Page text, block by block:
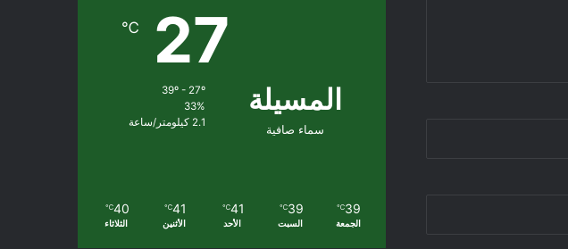
المسيلة
سماء صافية
27
℃
39º - 27º
33%
2.1 كيلومتر/ساعة
39
℃
الجمعة
39
℃
السبت
41
℃
الأحد
41
℃
الأثنين
40
℃
الثلاثاء